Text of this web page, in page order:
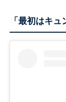
「最初はキュ